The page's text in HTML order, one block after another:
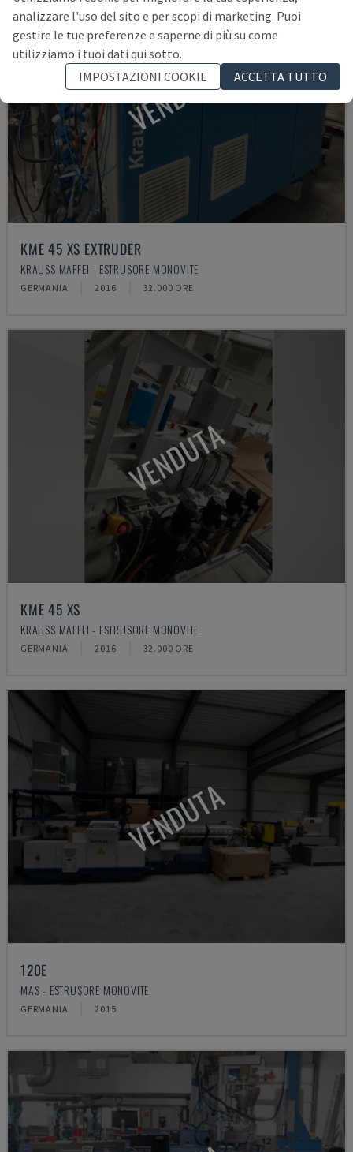
VENDUTA
KME 45 XS EXTRUDER
KRAUSS MAFFEI - ESTRUSORE MONOVITE
GERMANIA 2016 32.000 ORE
VENDUTA
KME 45 XS
KRAUSS MAFFEI - ESTRUSORE MONOVITE
GERMANIA 2016 32.000 ORE
VENDUTA
120E
MAS - ESTRUSORE MONOVITE
GERMANIA 2015
analizzare l'uso del sito e per scopi di marketing. Puoi
gestire le tue preferenze e saperne di più su come
utilizziamo i tuoi dati qui sotto.
IMPOSTAZIONI COOKIE
ACCETTA TUTTO